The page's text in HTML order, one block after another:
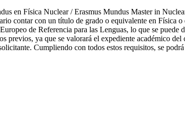
en Física Nuclear / Erasmus Mundus Master in
contar con un título de grado o equivalente en
de Referencia para las Lenguas, lo que se
previos, ya que se valorará el expediente académico
Cumpliendo con todos estos requisitos, se